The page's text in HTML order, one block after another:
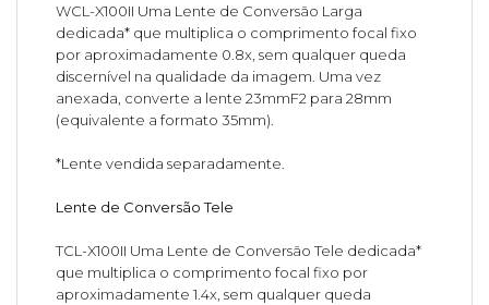
WCL-X100II Uma Lente de Conversão Larga
dedicada* que multiplica o comprimento focal fixo
por aproximadamente 0.8x, sem qualquer queda
discernível na qualidade da imagem. Uma vez
anexada, converte a lente 23mmF2 para 28mm
(equivalente a formato 35mm).
*Lente vendida separadamente.
Lente de Conversão Tele
TCL-X100II Uma Lente de Conversão Tele dedicada*
que multiplica o comprimento focal fixo por
aproximadamente 1.4x, sem qualquer queda